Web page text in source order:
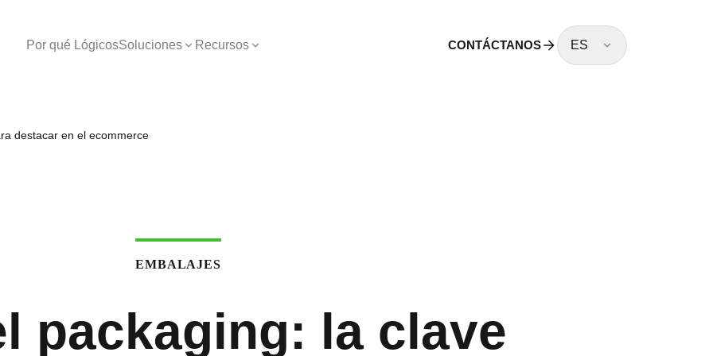
Por qué LógicosSoluciones Recursos CONTÁCTANOS ES
destacar en el ecommerce
EMBALAJES
packaging: la clave